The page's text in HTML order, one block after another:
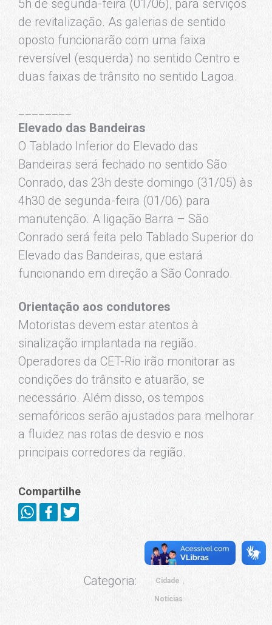
5h de segunda-feira (01/06), para serviços
de revitalização. As galerias de sentido
oposto funcionarão com uma faixa
reversível (esquerda) no sentido Centro e
duas faixas de trânsito no sentido Lagoa.
Elevado das Bandeiras
O Tablado Inferior do Elevado das
Bandeiras será fechado no sentido São
Conrado, das 23h deste domingo (31/05) às
4h30 de segunda-feira (01/06) para
manutenção. A ligação Barra – São
Conrado será feita pelo Tablado Superior do
Elevado das Bandeiras, que estará
funcionando em direção a São Conrado.
Orientação aos condutores
Motoristas devem estar atentos à
sinalização implantada na região.
Operadores da CET-Rio irão monitorar as
condições do trânsito e atuarão, se
necessário. Além disso, os tempos
semafóricos serão ajustados para melhorar
a fluidez nas rotas de desvio e nos
principais corredores da região.
Compartilhe
Categoria:
CET-Rio
Cidade
Notícias